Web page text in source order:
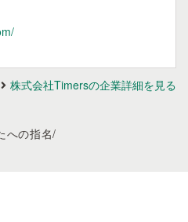
株式会社Timersの企業詳細を見る
への指名/